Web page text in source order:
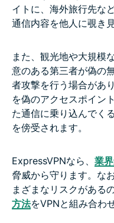
イトに、海外旅行先な
通信内容を他人に覗き
また、観光地や大規模
意のある第三者が偽の
者攻撃を行う場合があ
を偽のアクセスポイン
た通信に乗り込んでく
を傍受されます。
ExpressVPNなら、 業
脅威から守ります。な
まざまなリスクがあるの
方法をVPNと組み合わ